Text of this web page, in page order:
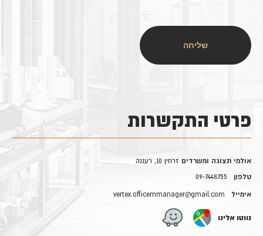
פרטי התקשרות
אולמי תצוגה ומשרדים זרחין 10, רעננה
טלפון 09-7448755
אימייל vertex.officemmanager@gmail.com
נווטו אלינו